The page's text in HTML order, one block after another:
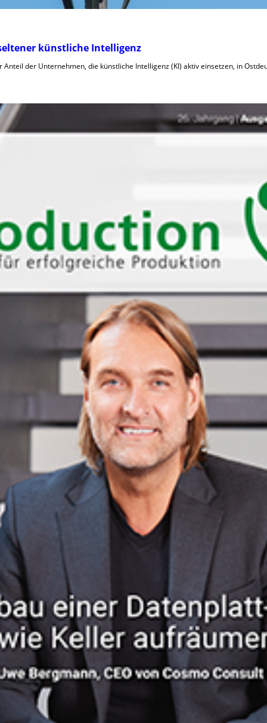
künstliche Intelligenz
der Unternehmen, die künstliche Intelligenz (KI) aktiv einsetzen, in